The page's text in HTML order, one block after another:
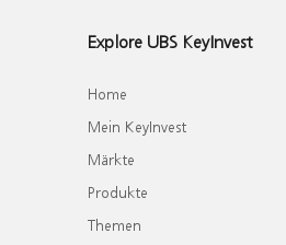
Explore UBS KeyInvest
Home
Mein KeyInvest
Märkte
Produkte
Themen